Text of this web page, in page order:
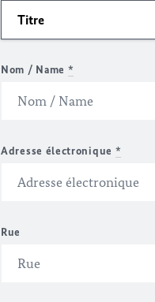
Nom / Name *
Adresse électronique *
Rue